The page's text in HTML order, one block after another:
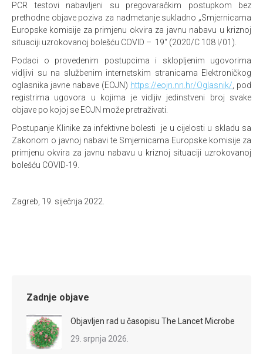
PCR testovi nabavljeni su pregovaračkim postupkom bez
prethodne objave poziva za nadmetanje sukladno „Smjernicama
Europske komisije za primjenu okvira za javnu nabavu u kriznoj
situaciji uzrokovanoj bolešću COVID – 19“ (2020/C 108 I/01).
Podaci o provedenim postupcima i sklopljenim ugovorima
vidljivi su na službenim internetskim stranicama Elektroničkog
oglasnika javne nabave (EOJN) https://eojn.nn.hr/Oglasnik/ , pod
registrima ugovora u kojima je vidljiv jedinstveni broj svake
objave po kojoj se EOJN može pretraživati.
Postupanje Klinike za infektivne bolesti je u cijelosti u skladu sa
Zakonom o javnoj nabavi te Smjernicama Europske komisije za
primjenu okvira za javnu nabavu u kriznoj situaciji uzrokovanoj
bolešću COVID-19.
Zagreb, 19. siječnja 2022.
Zadnje objave
Objavljen rad u časopisu The Lancet Microbe
29. srpnja 2026.